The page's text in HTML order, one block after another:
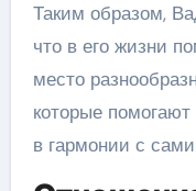
Таким образом,
что в его жизни
место
которые
в гармонии с